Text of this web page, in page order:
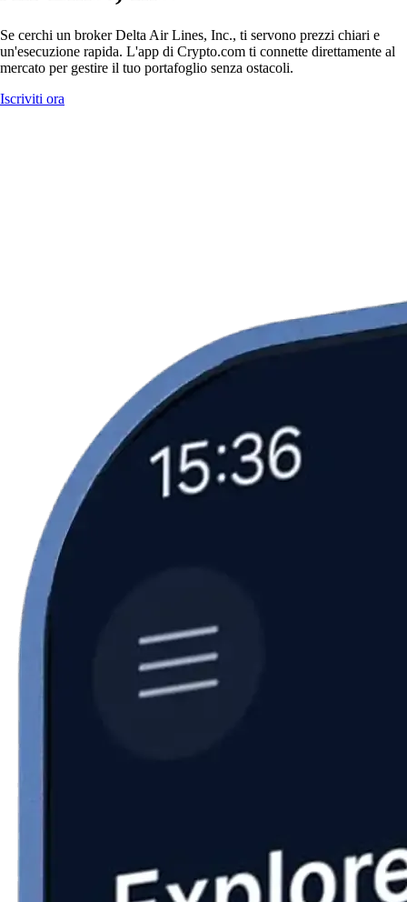
Se cerchi un broker Delta Air Lines, Inc., ti servono prezzi chiari e
un'esecuzione rapida. L'app di Crypto.com ti connette direttamente al
mercato per gestire il tuo portafoglio senza ostacoli.
Iscriviti ora